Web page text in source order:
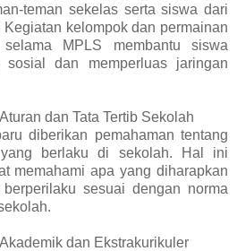
teman sekelas serta siswa dari
kelompok dan permainan
MPLS membantu siswa
sosial dan memperluas jaringan
dan Tata Tertib Sekolah
diberikan pemahaman tentang
berlaku di sekolah. Hal ini
memahami apa yang diharapkan
sesuai dengan norma
dan Ekstrakurikuler